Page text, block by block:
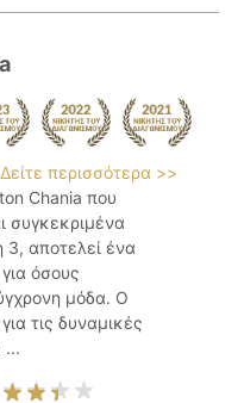
Δείτε περισσότερα >>
Chania που
συγκεκριμένα
αποτελεί ένα
όσους
μόδα. Ο
τις δυναμικές
...